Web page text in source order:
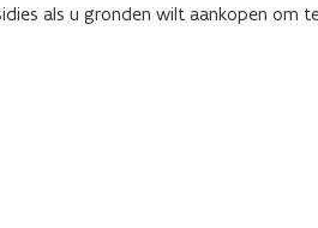
als u gronden wilt aankopen om